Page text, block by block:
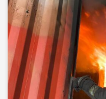
Am vergangenen
die diesjährigen
Bezirks Kufstein in Kirchbichl
STADTFEUERWEHR
Atemschutztrupps, die die
absolvierten. Brandcontainer
Hitzegewöhnung,
Veränderung von Rauch,
Strahlrohrtechnik bei […]